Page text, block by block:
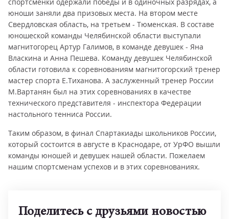
юноши заняли два призовых места. На втором месте
Свердловская область, на третьем - Тюменская. В составе
юношеской команды Челябинской области выступали
магнитогорец Артур Галимов, в команде девушек - Яна
Власкина и Анна Пешева. Команду девушек Челябинской
области готовила к соревнованиям магнитогорский тренер
мастер спорта Е.Тиханова. А заслуженный тренер России
М.Вартанян был на этих соревнованиях в качестве
технического представителя - инспектора Федерации
настольного тенниса России.
Таким образом, в финал Спартакиады школьников России,
который состоится в августе в Краснодаре, от УрФО вышли
команды юношей и девушек нашей области. Пожелаем
нашим спортсменам успехов и в этих соревнованиях.
Поделитесь с друзьями новостью